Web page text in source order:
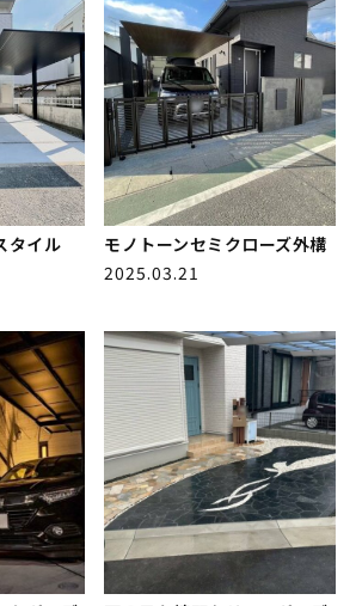
タイル
モノトーンセミクローズ外構
2025.03.21